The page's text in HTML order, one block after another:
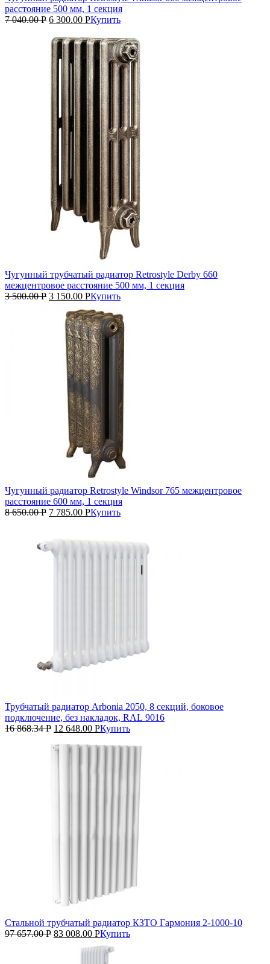
расстояние 500 мм, 1 секция
7 040.00Р 6 300.00 РКупить
Чугунный трубчатый радиатор Retrostyle Derby 660
межцентровое расстояние 500 мм, 1 секция
3 500.00Р 3 150.00 РКупить
Чугунный радиатор Retrostyle Windsor 765 межцентровое
расстояние 600 мм, 1 секция
8 650.00Р 7 785.00 РКупить
Трубчатый радиатор Arbonia 2050, 8 секций, боковое
подключение, без накладок, RAL 9016
16 868.34Р 12 648.00 РКупить
Стальной трубчатый радиатор КЗТО Гармония 2‑1000‑10
97 657.00Р 83 008.00 РКупить